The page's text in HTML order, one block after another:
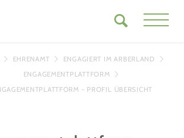
EHRENAMT
ENGAGIERT IM ARBERLAND
ENGAGEMENTPLATTFORM
- PROFIL ÜBERSICHT